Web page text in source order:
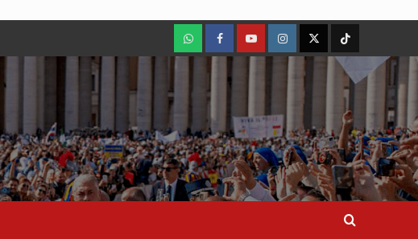
WhatsAppFacebookYoutubeInstagram
X TikTok